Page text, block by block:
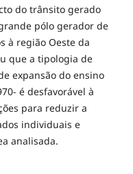
do trânsito gerado
pólo gerador de
à região Oeste da
que a tipologia de
expansão do ensino
é desfavorável à
para reduzir a
individuais e
analisada.